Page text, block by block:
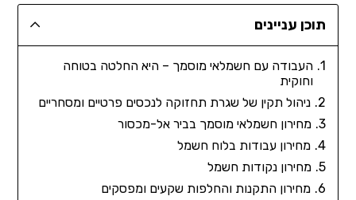
תוכן עניינים
העבודה עם חשמלאי מוסמך – היא החלטה בטוחה
וחוקית
ניהול תקין של שגרת תחזוקה לנכסים פרטיים ומסחריים
מחירון חשמלאי מוסמך בביר אל-מכסור
מחירון עבודות בלוח חשמל
מחירון נקודות חשמל
מחירון התקנות והחלפות שקעים ומפסקים